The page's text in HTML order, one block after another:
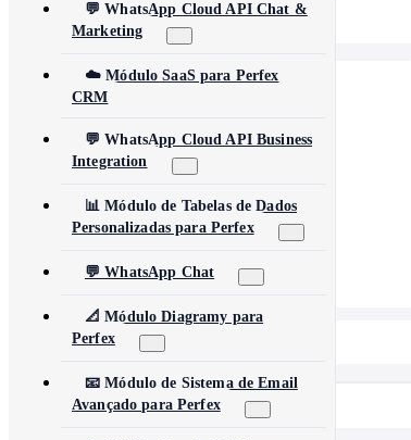
Concord CRM
📊
Assets, inventory & more
📂 View All 10+ Modules →
Shopify
💬 WhatsApp Cloud API Chat &
Marketing
☁️ Módulo SaaS para Perfex
CRM
💬 WhatsApp Cloud API Business
Integration
📊 Módulo de Tabelas de Dados
Personalizadas para Perfex
💬 WhatsApp Chat
📐 Módulo Diagramy para
Perfex
📧 Módulo de Sistema de Email
Avançado para Perfex